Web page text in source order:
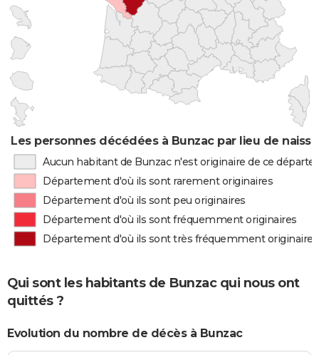
Les personnes décédées à Bunzac par lieu de
Aucun habitant de Bunzac n'est originaire de ce
Département d'où ils sont rarement originaires
Département d'où ils sont peu originaires
Département d'où ils sont fréquemment originaires
Département d'où ils sont très fréquemment originaires
Qui sont les habitants de Bunzac qui nous ont
quittés ?
Evolution du nombre de décès à Bunzac